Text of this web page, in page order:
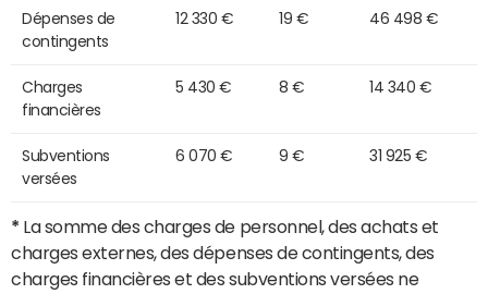
Dépenses de
contingents
12 330 € 19 € 46 498 €
Charges
financières
5 430 € 8 € 14 340 €
Subventions
versées
6 070 € 9 € 31 925 €
* La somme des charges de personnel, des achats et
charges externes, des dépenses de contingents, des
charges financières et des subventions versées ne